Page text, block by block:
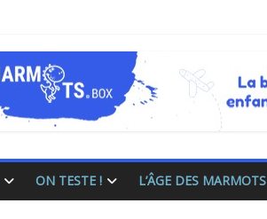
ON TESTE ! L’ÂGE DES MARMOTS